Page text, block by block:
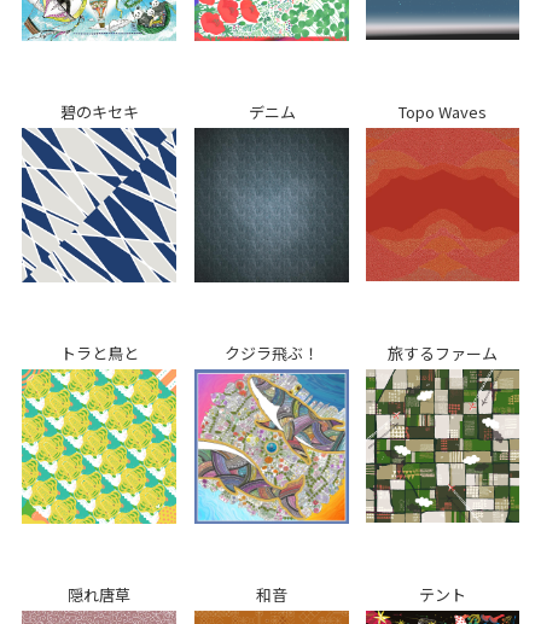
碧のキセキ デニム Topo Waves
トラと鳥と クジラ飛ぶ！ 旅するファーム
隠れ唐草 和音 テント